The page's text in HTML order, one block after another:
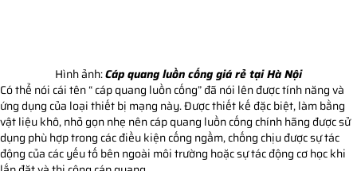
Hình ảnh:Cáp quang luồn cống giá rẻ tại Hà Nội
Có thể nói cái tên “ cáp quang luồn cống” đã nói lên được tính năng và
ứng dụng của loại thiết bị mạng này. Được thiết kế đặc biệt, làm bằng
vật liệu khô, nhỏ gọn nhẹ nên cáp quang luồn cống chính hãng được sử
dụng phù hợp trong các điều kiện cống ngầm, chống chịu được sự tác
động của các yếu tố bên ngoài môi trường hoặc sự tác động cơ học khi